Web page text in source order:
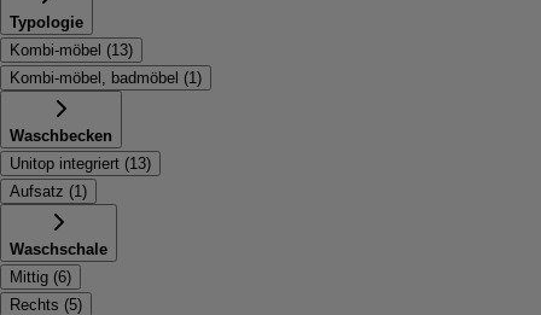
Typologie
Kombi-möbel (13)
Kombi-möbel, badmöbel (1)
Waschbecken
Unitop integriert (13)
Aufsatz (1)
Waschschale
Mittig (6)
Rechts (5)